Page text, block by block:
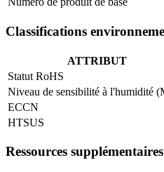
Classifications
ATTRIBUT
Statut RoHS
Niveau de sensibilité à l'humidité
ECCN
HTSUS
Ressources supplémentaires